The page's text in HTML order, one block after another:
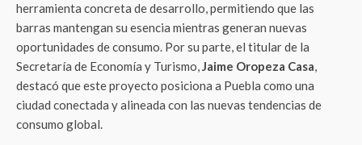
herramienta concreta de desarrollo, permitiendo que las
barras mantengan su esencia mientras generan nuevas
oportunidades de consumo. Por su parte, el titular de la
Secretaría de Economía y Turismo,Jaime Oropeza Casa,
destacó que este proyecto posiciona a Puebla como una
ciudad conectada y alineada con las nuevas tendencias de
consumo global.